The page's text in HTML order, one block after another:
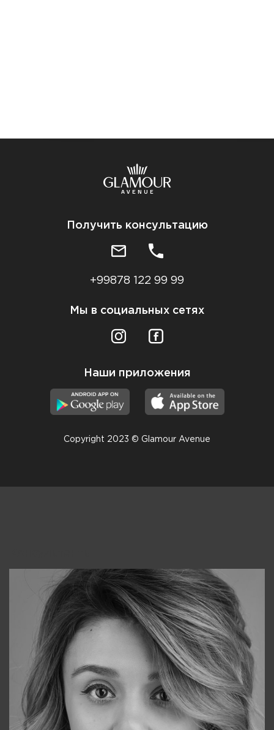
Получить консультацию
+99878 122 99 99
Мы в социальных сетях
Наши приложения
Copyright 2023 © Glamour Avenue